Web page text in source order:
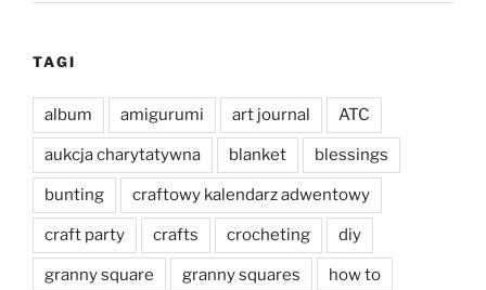
TAGI
album amigurumi art journal ATC
aukcja charytatywna blanket blessings
bunting craftowy kalendarz adwentowy
craft party crafts crocheting diy
granny square granny squares how to